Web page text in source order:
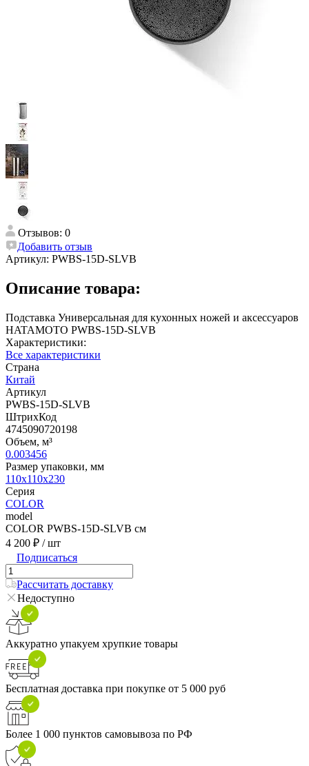
Отзывов: 0
Добавить отзыв
Артикул: PWBS-15D-SLVB
Описание товара:
Подставка Универсальная для кухонных ножей и аксессуаров
HATAMOTO PWBS-15D-SLVB
Характеристики:
Все характеристики
Страна
Китай
Артикул
PWBS-15D-SLVB
ШтрихКод
4745090720198
Объем, м³
0.003456
Размер упаковки, мм
110х110х230
Серия
COLOR
model
COLOR PWBS-15D-SLVB см
4 200 ₽ / шт
Подписаться
Рассчитать доставку
Недоступно
Аккуратно упакуем хрупкие товары
Бесплатная доставка при покупке от 5 000 руб
Более 1 000 пунктов самовывоза по РФ